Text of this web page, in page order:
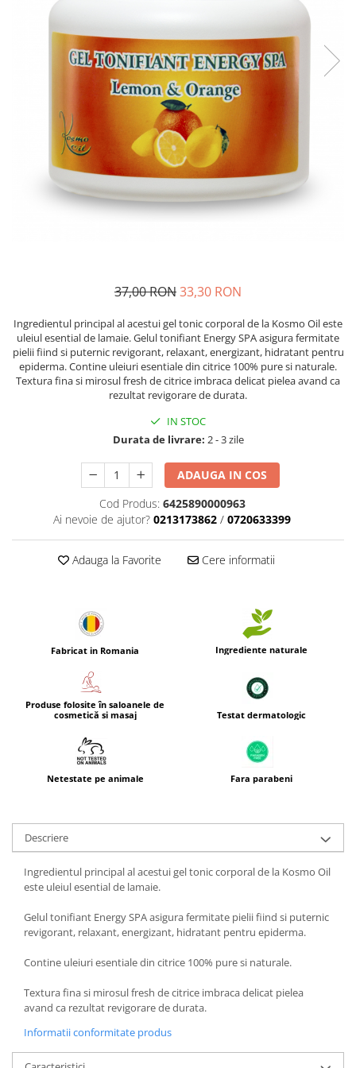
THAILANDEZ (LOMI-LOMI)
37,00 RON33,30 RON
Ingredientul principal al acestui gel tonic corporal de la Kosmo Oil este
uleiul esential de lamaie. Gelul tonifiant Energy SPA asigura fermitate
pielii fiind si puternic revigorant, relaxant, energizant, hidratant pentru
epiderma. Contine uleiuri esentiale din citrice 100% pure si naturale.
Textura fina si mirosul fresh de citrice imbraca delicat pielea avand ca
rezultat revigorare de durata.
IN STOC
Durata de livrare: 2 - 3 zile
ADAUGA IN COS
Cod Produs: 6425890000963
Ai nevoie de ajutor? 0213173862 / 0720633399
Adauga la Favorite Cere informatii
Fabricat in Romania Ingrediente naturale
Produse folosite în saloanele de
cosmetică si masaj
Testat dermatologic
Netestate pe animale Fara parabeni
Descriere
Ingredientul principal al acestui gel tonic corporal de la Kosmo Oil
este uleiul esential de lamaie.
Gelul tonifiant Energy SPA asigura fermitate pielii fiind si puternic
revigorant, relaxant, energizant, hidratant pentru epiderma.
Contine uleiuri esentiale din citrice 100% pure si naturale.
Textura fina si mirosul fresh de citrice imbraca delicat pielea
avand ca rezultat revigorare de durata.
Informatii conformitate produs